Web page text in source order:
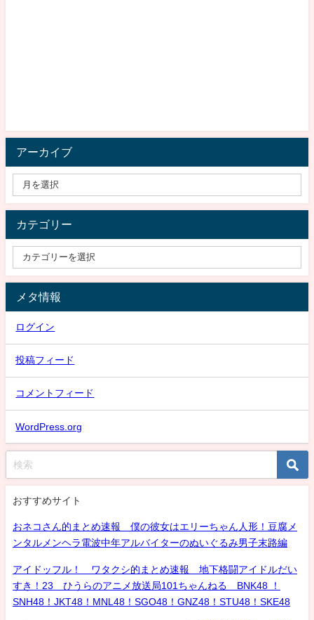
アーカイブ
カテゴリー
メタ情報
ログイン
投稿フィード
コメントフィード
WordPress.org
おすすめサイト
おネコさん的まとめ速報 僕の彼女はエリーちゃん人形！豆腐メ
ンタルメンヘラ電波中年アルバイターのぬいぐるみ男子末路編
アイドッフル！ ワタクシ的まとめ速報 地下格闘アイドルだい
すき！23 ひうらのアニメ放送局101ちゃんねる BNK48 ！
SNH48！JKT48！MNL48！SGO48！GNZ48！STU48！SKE48